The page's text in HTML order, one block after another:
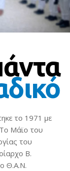
το 1971 με
Μάϊο του
του
Β.
Θ.Α.Ν.